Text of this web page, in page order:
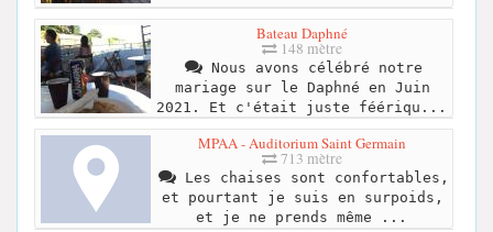
Bateau Daphné
148 mètre
Nous avons célébré notre
mariage sur le Daphné en Juin
2021. Et c'était juste féériqu...
MPAA - Auditorium Saint Germain
713 mètre
Les chaises sont confortables,
et pourtant je suis en surpoids,
et je ne prends même ...